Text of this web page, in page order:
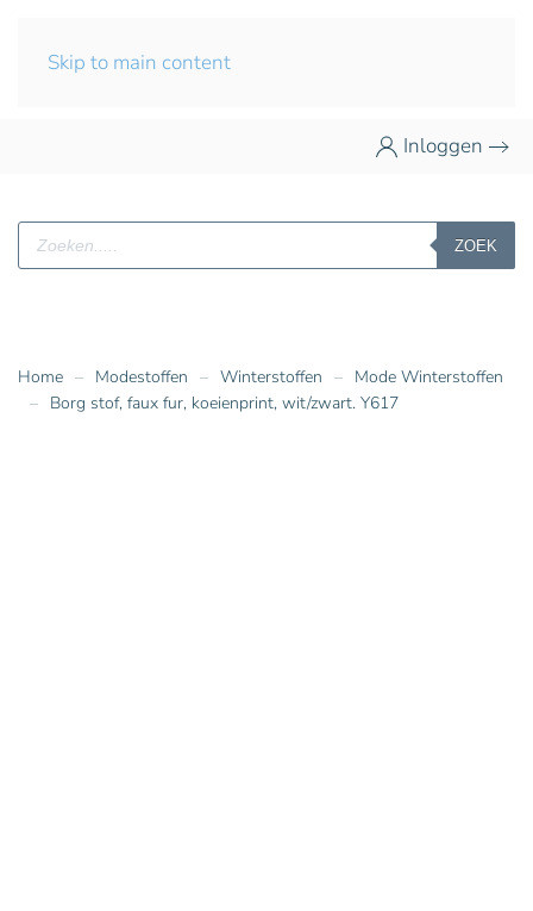
Skip to main content
Inloggen
Producten
zoeken
ZOEK
Home Modestoffen Winterstoffen
Mode Winterstoffen
Borg stof, faux fur, koeienprint, wit/zwart. Y617